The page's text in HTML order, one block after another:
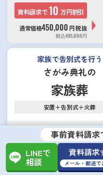
資料請求で10 万円割引
通常価格450,000 円税抜
税込495,000円
家族で告別式を行う
さがみ典礼の
家族葬
安置＋告別式＋火葬
資料請求で 15万円割引
通常価格750,000 円税抜
税込825,000円
事前資料請求
LINEで
相談
資料請求
メール・郵送で